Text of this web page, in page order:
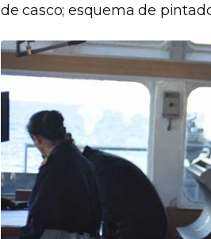
de casco; esquema de